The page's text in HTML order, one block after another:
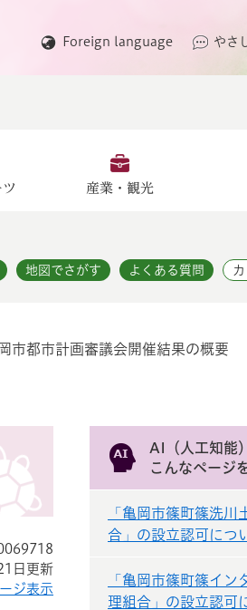
Foreign language やさ
産業・観光
地図でさがす よくある質問
市都市計画審議会開催結果の概要
日更新
ジ表示
AI（人工知能
こんなページ
「亀岡市篠町篠洗川
合」の設立認可につ
「亀岡市篠町篠イン
理組合」の設立認可